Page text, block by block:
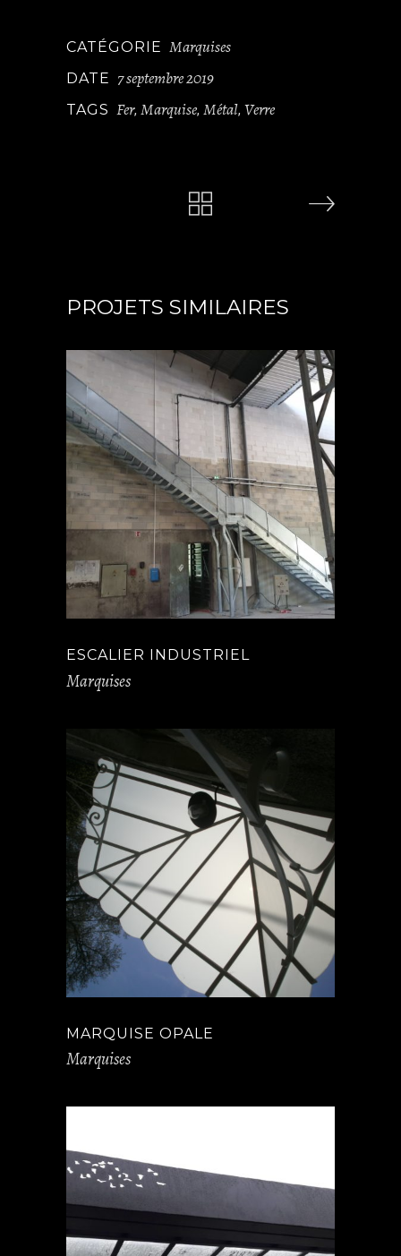
CATÉGORIE Marquises
DATE 7 septembre 2019
TAGS Fer, Marquise, Métal, Verre
PROJETS SIMILAIRES
ESCALIER INDUSTRIEL
Marquises
MARQUISE OPALE
Marquises